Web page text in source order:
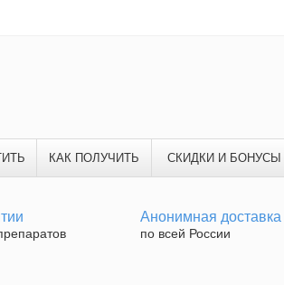
КАК ПОЛУЧИТЬ СКИДКИ И БОНУСЫ
Анонимная доставка
по всей России